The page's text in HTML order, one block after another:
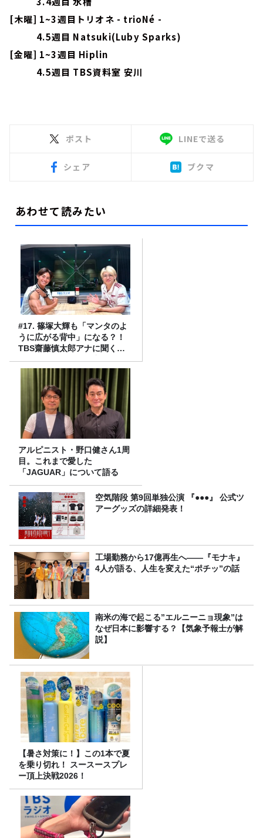
[木曜] 1~3週目トリオネ - trioNé -
4.5週目 Natsuki(Luby Sparks)
[金曜] 1~3週目 Hiplin
4.5週目 TBS資料室 安川
ポスト LINEで送る
シェア ブクマ
あわせて読みたい
#17. 篠塚大輝も「マンタのよ
うに広がる背中」になる？！
TBS齋藤慎太郎アナに聞くメ
ンズフィジークの魅力！！
アルピニスト・野口健さん1周
目。これまで愛した
「JAGUAR」について語る
空気階段 第9回単独公演 『●●●』 公式ツ
アーグッズの詳細発表！
工場勤務から17億再生へ——『モナキ』
4人が語る、人生を変えた“ポチッ”の話
南米の海で起こる”エルニーニョ現象”は
なぜ日本に影響する？【気象予報士が解
説】
【暑さ対策に！】この1本で夏
を乗り切れ！ スースースプレ
ー頂上決戦2026！